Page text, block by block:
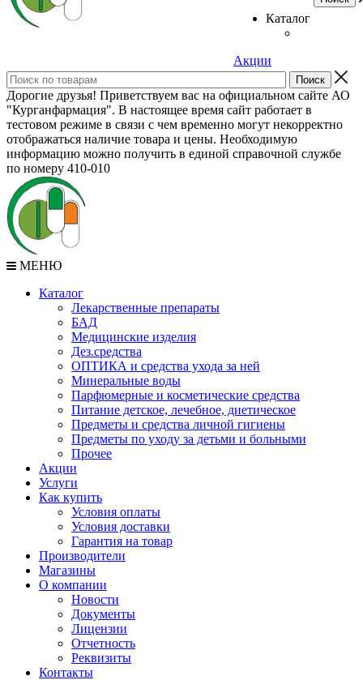
Каталог
Акции
Дорогие друзья! Приветствуем вас на официальном сайте АО
"Курганфармация". В настоящее время сайт работает в
тестовом режиме в связи с чем временно могут некорректно
отображаться наличие товара и цены. Необходимую
информацию можно получить в единой справочной службе
по номеру 410-010
МЕНЮ
Каталог
Лекарственные препараты
БАД
Медицинские изделия
Дез.средства
ОПТИКА и средства ухода за ней
Минеральные воды
Парфюмерные и косметические средства
Питание детское, лечебное, диетическое
Предметы и средства личной гигиены
Предметы по уходу за детьми и больными
Прочее
Акции
Услуги
Как купить
Условия оплаты
Условия доставки
Гарантия на товар
Производители
Магазины
О компании
Новости
Документы
Лицензии
Отчетность
Реквизиты
Контакты